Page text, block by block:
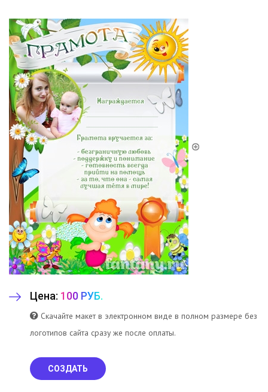
Цена: 100 РУБ.
Скачайте макет в электронном виде в полном размере без
логотипов сайта сразу же после оплаты.
СОЗДАТЬ